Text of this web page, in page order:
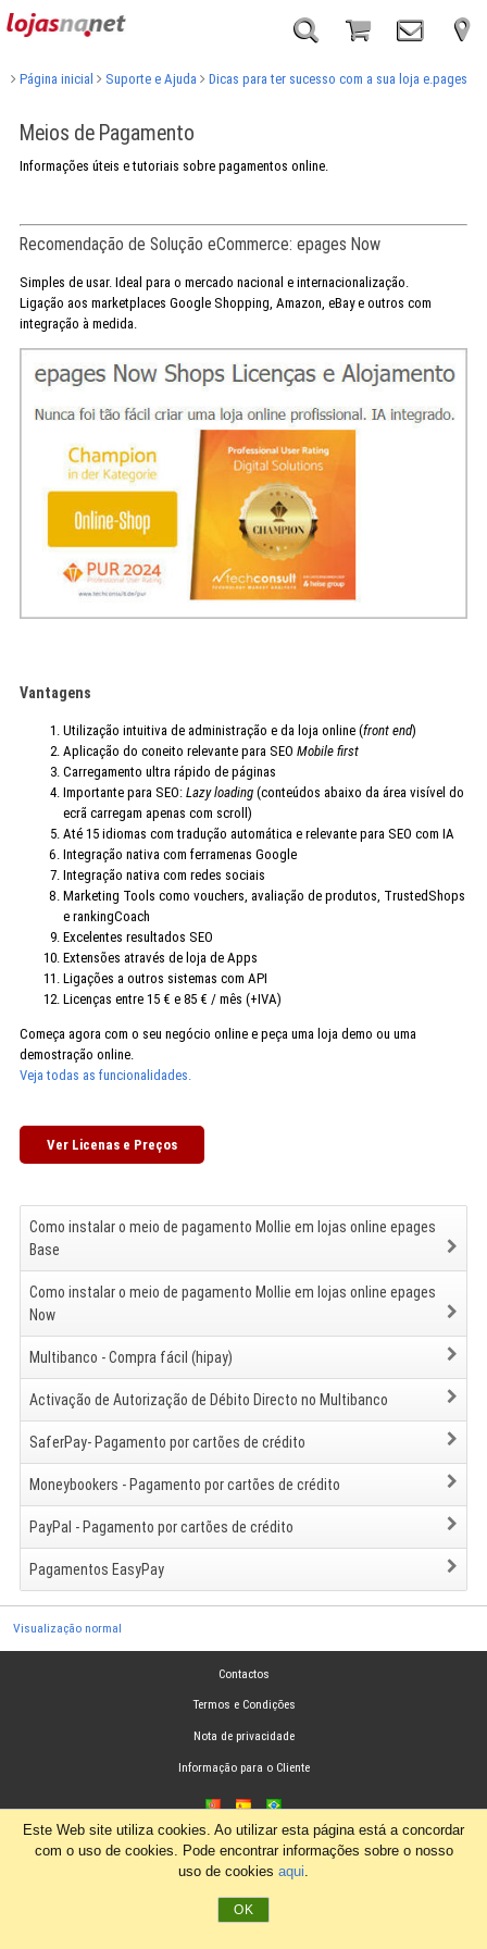
Página inicial Suporte e Ajuda Dicas para ter sucesso com a sua loja e.pages
Meios de Pagamento
Informações úteis e tutoriais sobre pagamentos online.
Recomendação de Solução eCommerce: epages Now
Simples de usar. Ideal para o mercado nacional e internacionalização.
Ligação aos marketplaces Google Shopping, Amazon, eBay e outros com
integração à medida.
Vantagens
Utilização intuitiva de administração e da loja online (front end)
Aplicação do coneito relevante para SEO Mobile first
Carregamento ultra rápido de páginas
Importante para SEO: Lazy loading(conteúdos abaixo da área visível do
ecrã carregam apenas com scroll)
Até 15 idiomas com tradução automática e relevante para SEO com IA
Integração nativa com ferramenas Google
Integração nativa com redes sociais
Marketing Tools como vouchers, avaliação de produtos, TrustedShops
e rankingCoach
Excelentes resultados SEO
Extensões através de loja de Apps
Ligações a outros sistemas com API
Licenças entre 15 € e 85 € / mês (+IVA)
Começa agora com o seu negócio online e peça uma loja demo ou uma
demostração online.
Veja todas as funcionalidades.
Ver Licenas e Preços
Como instalar o meio de pagamento Mollie em lojas online epages
Base
Como instalar o meio de pagamento Mollie em lojas online epages
Now
Multibanco - Compra fácil (hipay)
Activação de Autorização de Débito Directo no Multibanco
SaferPay- Pagamento por cartões de crédito
Moneybookers - Pagamento por cartões de crédito
PayPal - Pagamento por cartões de crédito
Pagamentos EasyPay
Visualização normal
Contactos
Termos e Condições
Nota de privacidade
Informação para o Cliente
Este Web site utiliza cookies. Ao utilizar esta página está a concordar
com o uso de cookies. Pode encontrar informações sobre o nosso
uso de cookies aqui.
OK